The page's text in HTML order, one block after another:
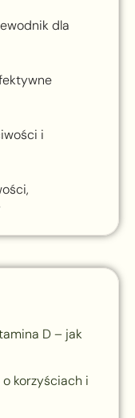
dla
i
D – jak
o korzyściach i